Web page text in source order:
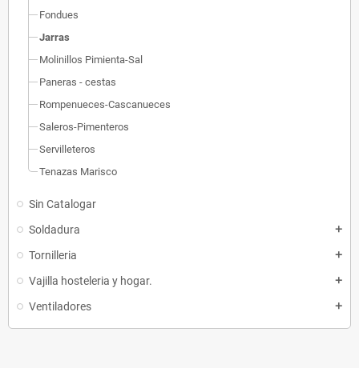
Fondues
Jarras
Molinillos Pimienta-Sal
Paneras - cestas
Rompenueces-Cascanueces
Saleros-Pimenteros
Servilleteros
Tenazas Marisco
Sin Catalogar
Soldadura
add
Tornilleria add
Vajilla hosteleria y hogar. add
Ventiladores add